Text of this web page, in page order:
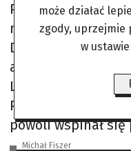
Powietrznych w
naszej Wojskowej
Dęblinie, choć
absolwentem
Lotniczego, w
Później wyszkolił
powoli wspinał się
Michał Fiszer
może działać
zgody, uprzejmie
w